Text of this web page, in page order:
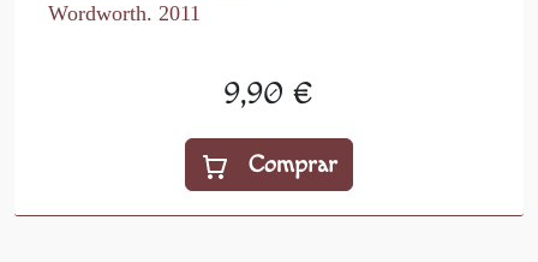
Wordworth. 2011
9,90 €
Comprar